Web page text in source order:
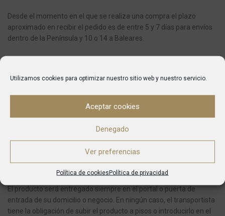
Utilizamos cookies para optimizar nuestro sitio web y nuestro servicio.
Aceptar cookies
Denegado
Ver preferencias
Política de cookiesPolítica de privacidad
Desde el momento en el que se realiza una compra el plazo
aproximado en recibir el pedido es de entre 5 y 7 días para envíos
dentro de la Península y 10 o 14 a Baleares.
número de seguimiento y la agencia de envío que se encargará de
que ha indicado, la compañía de transportes dejará un aviso y se
pondrá en contacto con usted para fijar la nueva entrega.
En caso de pedidos con varios artículos, es posible que reciba su
El producto será entregado siempre en el portal o puerta de
entrada de su domicilio o negocio. En ningún caso, el transportista
tiene la obligación de subir el producto a pisos o introducirlo en el